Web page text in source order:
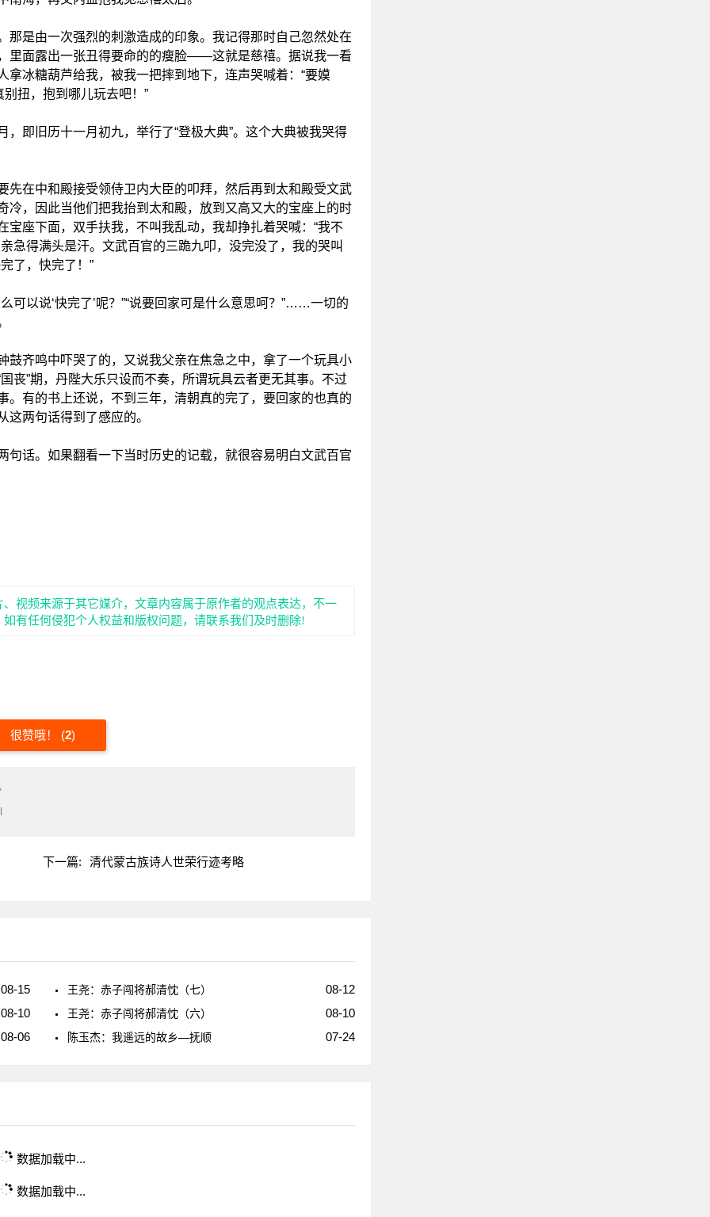
由一次强烈的刺激造成的印象。我记得那时自己忽然处在
里面露出一张丑得要命的的瘦脸——这就是慈禧。据说我一看
冰糖葫芦给我，被我一把摔到地下，连声哭喊着：“要嫫
扭，抱到哪儿玩去吧！”
旧历十一月初九，举行了“登极大典”。这个大典被我哭得
中和殿接受领侍卫内大臣的叩拜，然后再到太和殿受文武
冷，因此当他们把我抬到太和殿，放到又高又大的宝座上的时
座下面，双手扶我，不叫我乱动，我却挣扎着哭喊：“我不
急得满头是汗。文武百官的三跪九叩，没完没了，我的哭叫
了，快完了！”
以说‘快完了’呢？”“说要回家可是什么意思呵？”……一切的
鸣中吓哭了的，又说我父亲在焦急之中，拿了一个玩具小
丧”期，丹陛大乐只设而不奏，所谓玩具云者更无其事。不过
。有的书上还说，不到三年，清朝真的完了，要回家的也真的
两句话得到了感应的。
。如果翻看一下当时历史的记载，就很容易明白文武百官
视频来源于其它媒介，文章内容属于原作者的观点表达，不一
有任何侵犯个人权益和版权问题，请联系我们及时删除!
很赞哦！ (2)
下一篇: 清代蒙古族诗人世荣行迹考略
15 08-12
王尧：赤子闯将郝清忱（七）
10 08-10
王尧：赤子闯将郝清忱（六）
06 07-24
陈玉杰：我遥远的故乡—抚顺
数据加载中...
数据加载中...